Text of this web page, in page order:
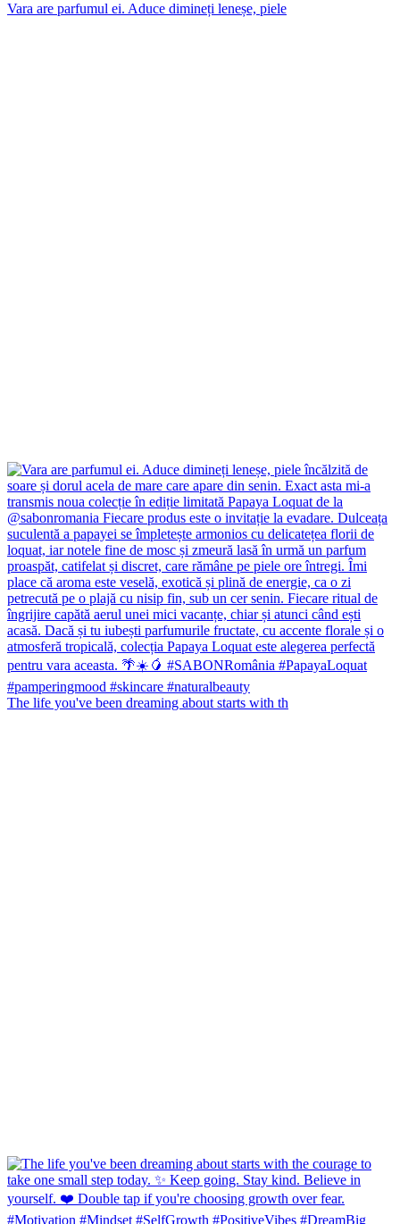
Vara are parfumul ei. Aduce dimineți leneșe, piele
The life you've been dreaming about starts with th